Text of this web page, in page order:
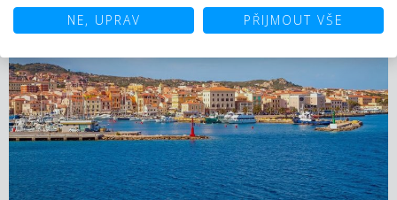
NE, UPRAV PŘIJMOUT VŠE